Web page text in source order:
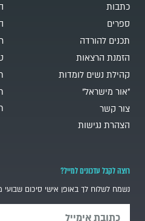
כתבות
ספרים
תכנים להורדה
הזמנת הרצאות
קהילת נשים לומדות
"אור מישראל"
צור קשר
הצהרת נגישות
רוצה לקבל עדכונים למייל?
נשמח לשלוח לך באופן אישי סיכום שבועי